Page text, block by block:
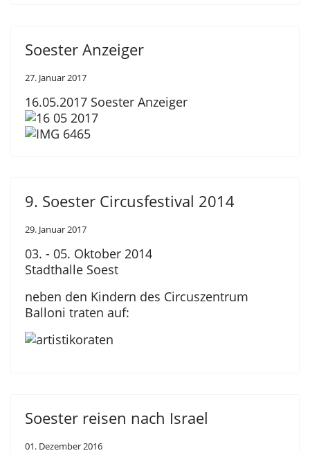
Soester Anzeiger
27. Januar 2017
16.05.2017 Soester Anzeiger
9. Soester Circusfestival 2014
29. Januar 2017
03. - 05. Oktober 2014
Stadthalle Soest
neben den Kindern des Circuszentrum
Balloni traten auf:
Soester reisen nach Israel
01. Dezember 2016